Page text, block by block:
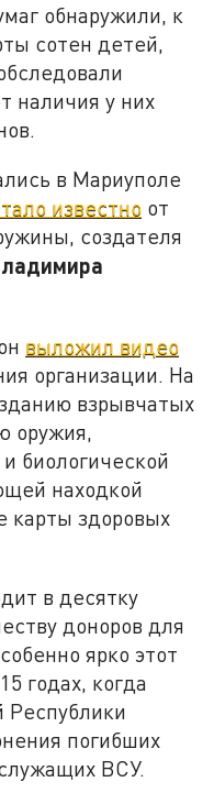
обнаружили, к
сотен детей,
наличия у них
в Мариуполе
известно от
создателя
выложил видео
организации. На
взрывчатых
оружия,
биологической
находкой
карты здоровых
в десятку
доноров для
ярко этот
годах, когда
погибших
ВСУ.